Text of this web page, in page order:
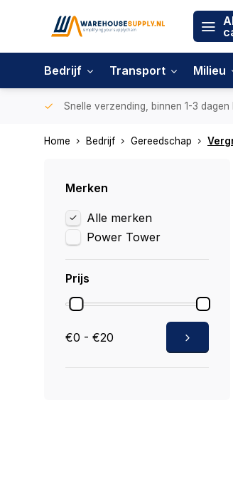
Bedrijf Transport Milieu
Snelle verzending, binnen 1-3 dagen
Home Bedrijf Gereedschap
Merken
Alle merken
Power Tower
Prijs
€0 - €20